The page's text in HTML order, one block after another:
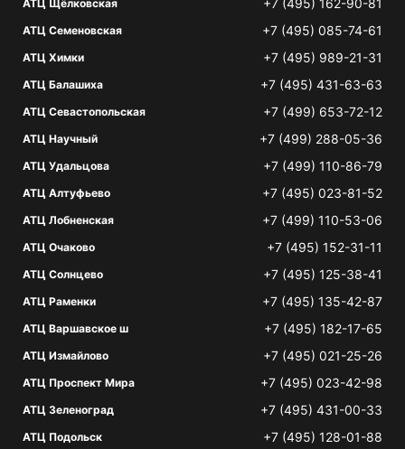
АТЦ Щёлковская +7 (495) 162-90-81
АТЦ Семеновская +7 (495) 085-74-61
АТЦ Химки +7 (495) 989-21-31
АТЦ Балашиха +7 (495) 431-63-63
АТЦ Севастопольская +7 (499) 653-72-12
АТЦ Научный +7 (499) 288-05-36
АТЦ Удальцова +7 (499) 110-86-79
АТЦ Алтуфьево +7 (495) 023-81-52
АТЦ Лобненская +7 (499) 110-53-06
АТЦ Очаково +7 (495) 152-31-11
АТЦ Солнцево +7 (495) 125-38-41
АТЦ Раменки +7 (495) 135-42-87
АТЦ Варшавское ш +7 (495) 182-17-65
АТЦ Измайлово +7 (495) 021-25-26
АТЦ Проспект Мира +7 (495) 023-42-98
АТЦ Зеленоград +7 (495) 431-00-33
АТЦ Подольск +7 (495) 128-01-88